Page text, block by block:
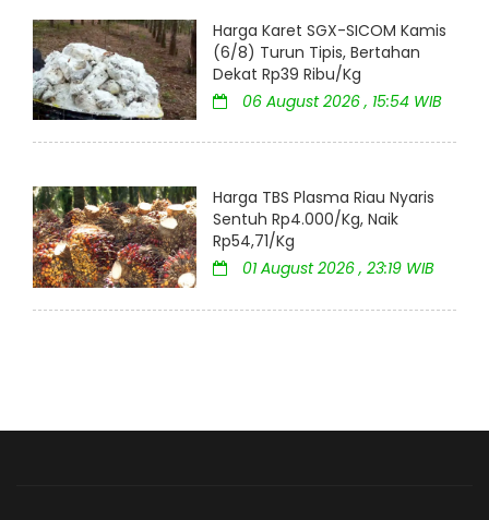
Harga Karet SGX-SICOM Kamis
(6/8) Turun Tipis, Bertahan
Dekat Rp39 Ribu/Kg
06 August 2026 , 15:54 WIB
Harga TBS Plasma Riau Nyaris
Sentuh Rp4.000/Kg, Naik
Rp54,71/Kg
01 August 2026 , 23:19 WIB